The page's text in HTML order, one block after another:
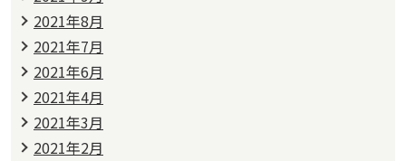
2021年8月
2021年7月
2021年6月
2021年4月
2021年3月
2021年2月